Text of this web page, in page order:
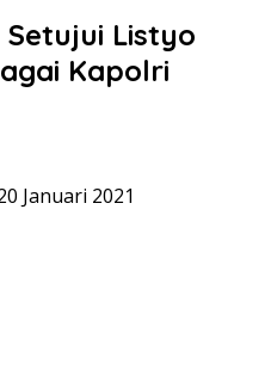
Setujui Listyo
Kapolri
Januari 2021